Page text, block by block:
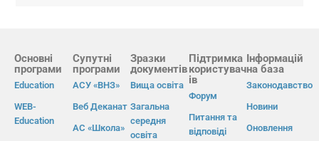
Основні
програми
Education
WEB-
Education
Супутні
програми
АСУ «ВНЗ»
Веб Деканат
АС «Школа»
Зразки
документів
Вища освіта
Загальна
середня
освіта
Підтримка
користувач
ів
Форум
Питання та
відповіді
Інформацій
на база
Законодавство
Новини
Оновлення